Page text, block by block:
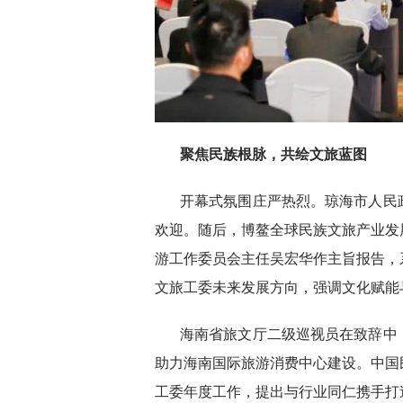
聚焦民族根脉，共绘文旅蓝图
开幕式氛围庄严热烈。琼海市人
欢迎。随后，博鳌全球民族文旅产业
游工作委员会主任吴宏华作主旨报告
文旅工委未来发展方向，强调文化赋
海南省旅文厅二级巡视员在致辞
助力海南国际旅游消费中心建设。中
工委年度工作，提出与行业同仁携手